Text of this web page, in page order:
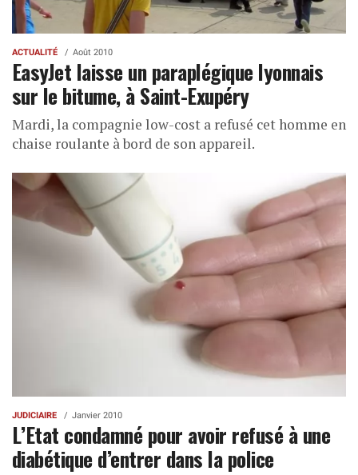
ACTUALITÉ Août 2010
EasyJet laisse un paraplégique lyonnais
sur le bitume, à Saint-Exupéry
Mardi, la compagnie low-cost a refusé cet homme en
chaise roulante à bord de son appareil.
JUDICIAIRE Janvier 2010
L’Etat condamné pour avoir refusé à une
diabétique d’entrer dans la police